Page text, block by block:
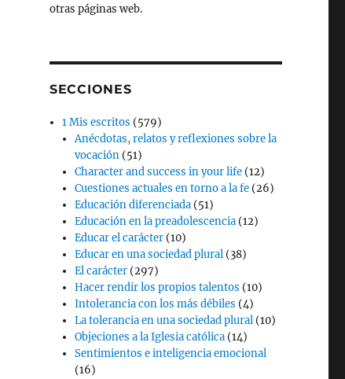
otras páginas web.
SECCIONES
1 Mis escritos (579)
Anécdotas, relatos y reflexiones sobre la
vocación (51)
Character and success in your life (12)
Cuestiones actuales en torno a la fe (26)
Educación diferenciada (51)
Educación en la preadolescencia (12)
Educar el carácter (10)
Educar en una sociedad plural (38)
El carácter (297)
Hacer rendir los propios talentos (10)
Intolerancia con los más débiles (4)
La tolerancia en una sociedad plural (10)
Objeciones a la Iglesia católica (14)
Sentimientos e inteligencia emocional
(16)